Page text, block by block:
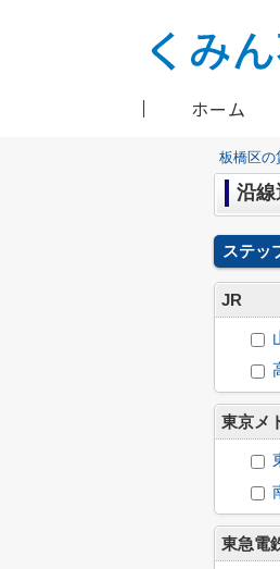
ホーム
板橋区の
沿線
ステッ
JR
東京メ
東急電